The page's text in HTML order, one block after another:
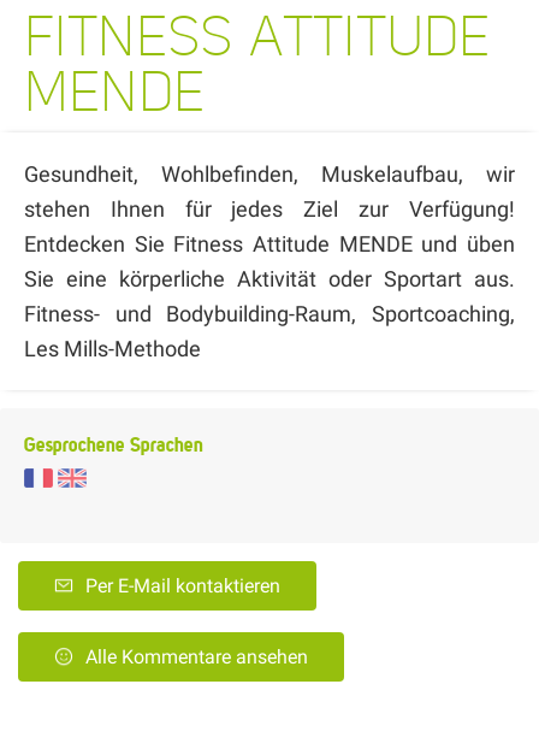
FITNESS ATTITUDE
MENDE
Gesundheit, Wohlbefinden, Muskelaufbau, wir
stehen Ihnen für jedes Ziel zur Verfügung!
Entdecken Sie Fitness Attitude MENDE und üben
Sie eine körperliche Aktivität oder Sportart aus.
Fitness- und Bodybuilding-Raum, Sportcoaching,
Les Mills-Methode
Gesprochene Sprachen
Per E-Mail kontaktieren
Alle Kommentare ansehen